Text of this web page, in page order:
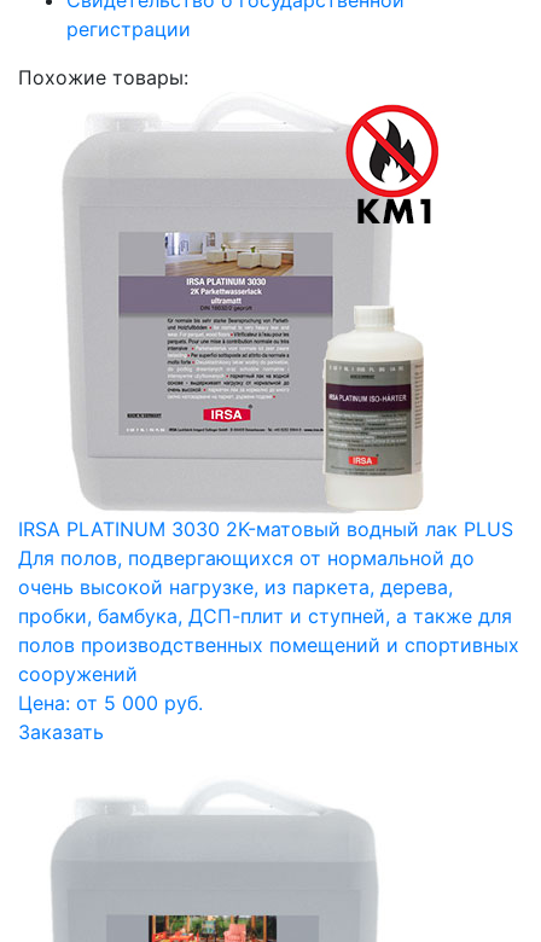
регистрации
Похожие товары:
IRSA PLATINUM 3030 2K-матовый водный лак PLUS
Для полов, подвергающихся от нормальной до
очень высокой нагрузке, из паркета, дерева,
пробки, бамбука, ДСП-плит и ступней, а также для
полов производственных помещений и спортивных
сооружений
Цена: от 5 000 руб.
Заказать